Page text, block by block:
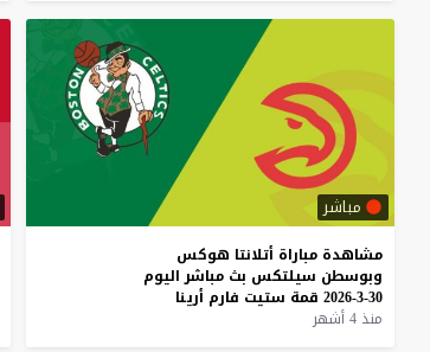
مباشر
مشاهدة مباراة أتلانتا هوكس
وبوسطن سيلتكس بث مباشر اليوم
30-3-2026
قمة ستيت فارم أرينا
منذ 4 أشهر